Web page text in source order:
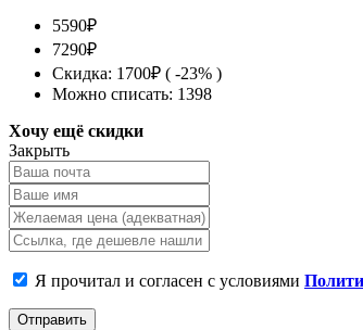
5590₽
7290₽
Скидка: 1700₽ ( -23% )
Можно списать: 1398
Хочу ещё скидки
Закрыть
Я прочитал и согласен с условиями
Отправить